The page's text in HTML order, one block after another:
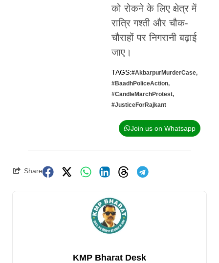
को रोकने के लिए क्षेत्र में
रात्रि गश्ती और चौक-
चौराहों पर निगरानी बढ़ाई
जाए।
TAGS:#AkbarpurMurderCase,
#BaadhPoliceAction,
#CandleMarchProtest,
#JusticeForRajkant
Join us on Whatsapp
Share
KMP Bharat Desk